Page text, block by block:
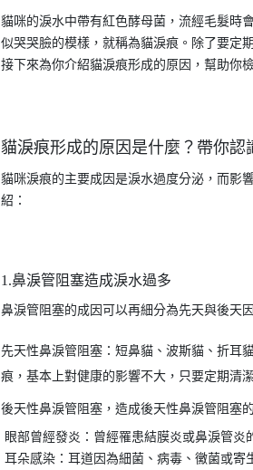
貓咪的淚水中帶有紅色酵母菌，流經毛髮時
似哭哭臉的模樣，就稱為貓淚痕。除了要定
接下來為你介紹貓淚痕形成的原因，幫助你
貓淚痕形成的原因是什麼？帶你認
貓咪淚痕的主要成因是淚水過度分泌，而影
紹：
1.鼻淚管阻塞造成淚水過多
鼻淚管阻塞的成因可以再細分為先天與後天因
先天性鼻淚管阻塞：短鼻貓、波斯貓、折耳
痕，基本上對健康的影響不大，只要定期清
後天性鼻淚管阻塞，造成後天性鼻淚管阻塞
眼部曾經發炎：曾經罹患結膜炎或鼻淚管炎
耳朵感染：耳道因為細菌、病毒、黴菌或寄